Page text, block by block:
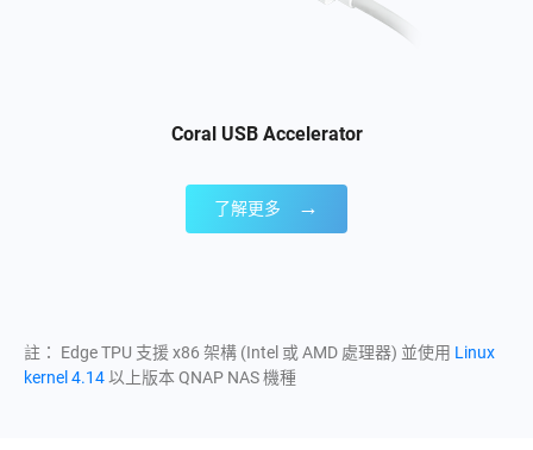
Coral USB Accelerator
了解更多 →
註： Edge TPU 支援 x86 架構 (Intel 或 AMD 處理器) 並使用 Linux
kernel 4.14以上版本 QNAP NAS 機種